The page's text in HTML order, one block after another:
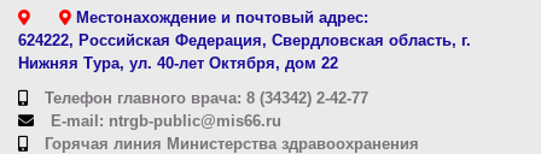
Местонахождение и почтовый адрес:
624222, Российская Федерация, Свердловская область, г.
Нижняя Тура, ул. 40-лет Октября, дом 22
Телефон главного врача: 8 (34342) 2-42-77
E-mail: ntrgb-public@mis66.ru
Горячая линия Министерства здравоохранения